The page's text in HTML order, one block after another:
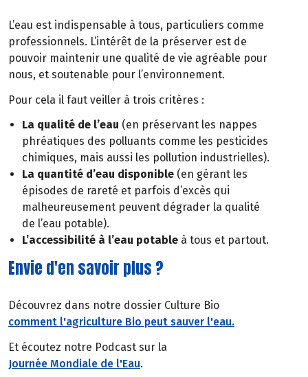
L’eau est indispensable à tous, particuliers comme
professionnels. L’intérêt de la préserver est de
pouvoir maintenir une qualité de vie agréable pour
nous, et soutenable pour l’environnement.
Pour cela il faut veiller à trois critères :
La qualité de l’eau (en préservant les nappes
phréatiques des polluants comme les pesticides
chimiques, mais aussi les pollution industrielles).
La quantité d’eau disponible (en gérant les
épisodes de rareté et parfois d’excès qui
malheureusement peuvent dégrader la qualité
de l’eau potable).
L’accessibilité à l’eau potable à tous et partout.
Envie d'en savoir plus ?
Découvrez dans notre dossier Culture Bio
comment l'agriculture Bio peut sauver l'eau.
Et écoutez notre Podcast sur la
Journée Mondiale de l'Eau.